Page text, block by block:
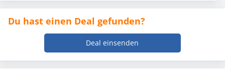
Du hast einen Deal gefunden?
Deal einsenden